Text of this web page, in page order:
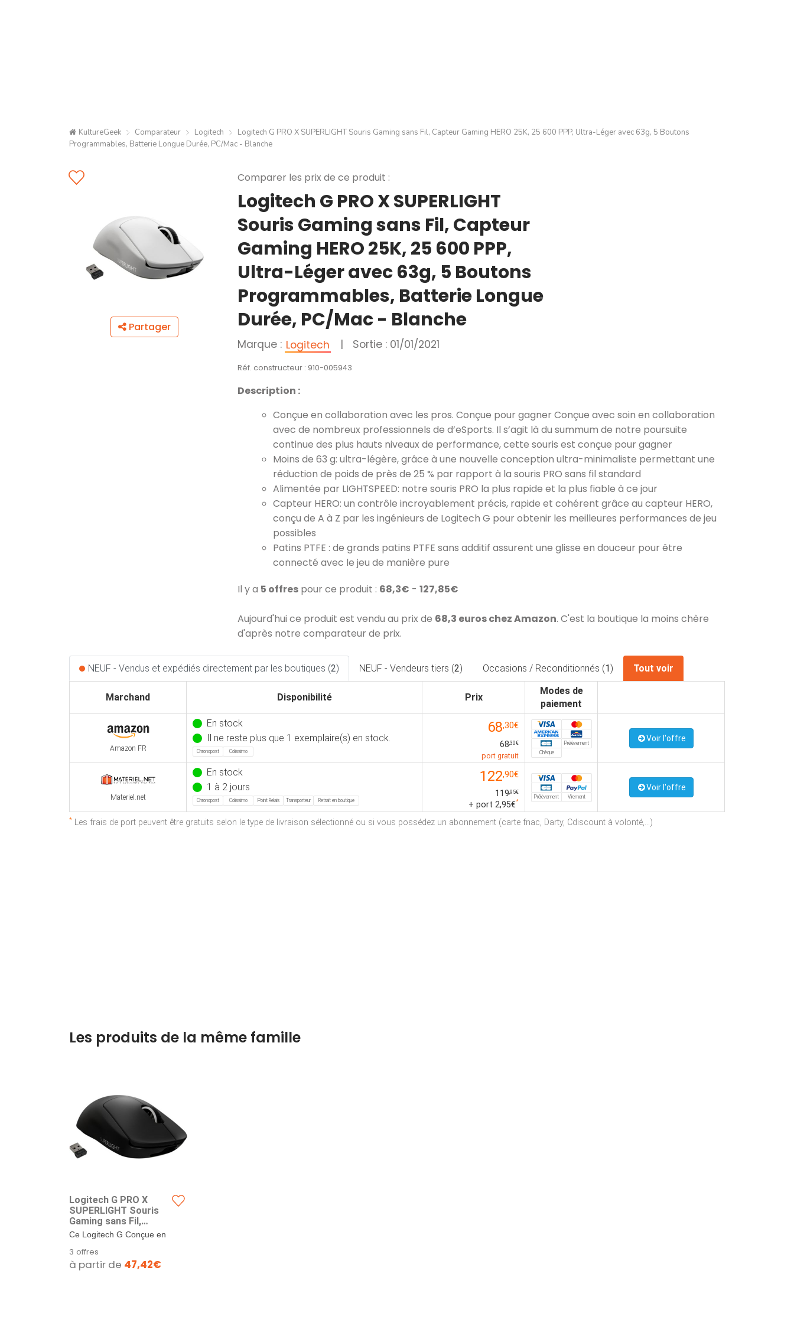
KultureGeek Comparateur Logitech
Logitech G PRO X SUPERLIGHT Souris Gaming sans Fil, Capteur Gaming HERO 25K, 25 600 PPP, Ultra-Léger avec 63g, 5 Boutons
Programmables, Batterie Longue Durée, PC/Mac - Blanche
Partager
Comparer les prix de ce produit :
Logitech G PRO X SUPERLIGHT
Souris Gaming sans Fil, Capteur
Gaming HERO 25K, 25 600 PPP,
Ultra-Léger avec 63g, 5 Boutons
Programmables, Batterie Longue
Durée, PC/Mac - Blanche
Marque : Logitech | Sortie : 01/01/2021
Réf. constructeur : 910-005943
Description :
Conçue en collaboration avec les pros. Conçue pour gagner Conçue avec soin en collaboration
avec de nombreux professionnels de d’eSports. Il s’agit là du summum de notre poursuite
continue des plus hauts niveaux de performance, cette souris est conçue pour gagner
Moins de 63 g: ultra-légère, grâce à une nouvelle conception ultra-minimaliste permettant une
réduction de poids de près de 25 % par rapport à la souris PRO sans fil standard
Alimentée par LIGHTSPEED: notre souris PRO la plus rapide et la plus fiable à ce jour
Capteur HERO: un contrôle incroyablement précis, rapide et cohérent grâce au capteur HERO,
conçu de A à Z par les ingénieurs de Logitech G pour obtenir les meilleures performances de jeu
possibles
Patins PTFE : de grands patins PTFE sans additif assurent une glisse en douceur pour être
connecté avec le jeu de manière pure
Il y a 5 offres pour ce produit : 68,3€ - 127,85€
Aujourd'hui ce produit est vendu au prix de 68,3 euros chez Amazon. C'est la boutique la moins chère
d'après notre comparateur de prix.
NEUF - Vendus et expédiés directement par les boutiques (2) NEUF - Vendeurs tiers (2) Occasions / Reconditionnés (1) Tout voir
Marchand Disponibilité Prix
Modes de
paiement
Amazon FR
En stock
Il ne reste plus que 1 exemplaire(s) en stock.
Chronopost Colissimo
68,30€
68,30€
port gratuit
Prélèvement
Chèque
Voir l'offre
Materiel.net
En stock
1 à 2 jours
Chronopost Colissimo Point Relais Transporteur Retrait en boutique
122,90€
119,95€
+ port 2,95€*
Prélèvement Virement
Voir l'offre
* Les frais de port peuvent être gratuits selon le type de livraison sélectionné ou si vous possédez un abonnement (carte fnac, Darty, Cdiscount à volonté,...)
Les produits de la même famille
Logitech G PRO X
SUPERLIGHT Souris
Gaming sans Fil,
Capteur Gaming HERO
25K, 25 600 PPP, Ultra-
Léger avec 63g, 5
Boutons
Programmables,
Ce Logitech G Conçue en
meilleurs joueurs...
3 offres
à partir de 47,42€